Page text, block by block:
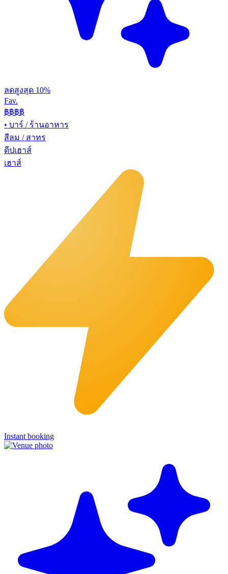
ลดสูงสุด 10%
Fav.
฿฿฿฿
• บาร์ / ร้านอาหาร
สีลม / สาทร
ดีปเฮาส์
เฮาส์
Instant booking